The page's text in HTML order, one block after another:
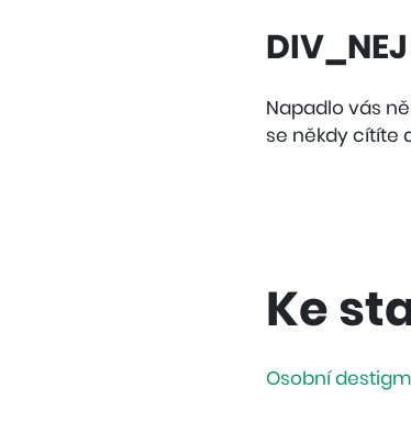
DIV_NEJ
Napadlo vás
se někdy cítíte
Ke
Osobní